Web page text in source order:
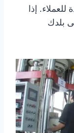
للعملاء. إذا
بلدك